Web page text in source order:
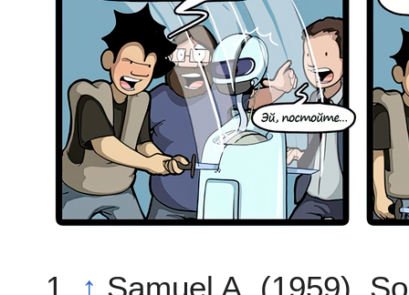
↑ Samuel A. (1959).